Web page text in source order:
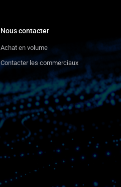
Nous contacter
Achat en volume
Contacter les commerciaux